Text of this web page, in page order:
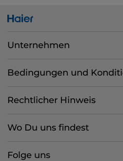
Unternehmen
Bedingungen und
Rechtlicher Hinweis
Wo Du uns findest
Folge uns